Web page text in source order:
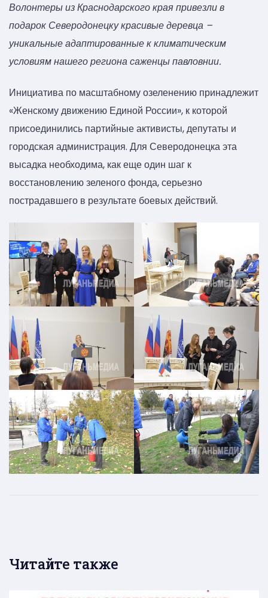
Волонтеры из Краснодарского края привезли в
подарок Северодонецку красивые деревца –
уникальные адаптированные к климатическим
условиям нашего региона саженцы павловнии.
Инициатива по масштабному озеленению принадлежит
«Женскому движению Единой России», к которой
присоединились партийные активисты, депутаты и
городская администрация. Для Северодонецка эта
высадка необходима, как еще один шаг к
восстановлению зеленого фонда, серьезно
пострадавшего в результате боевых действий.
Читайте также